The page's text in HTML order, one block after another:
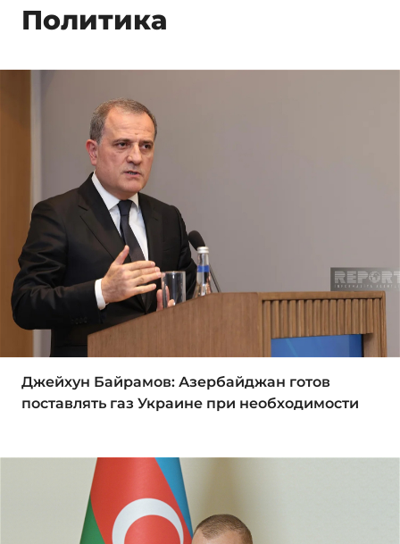
Политика
Джейхун Байрамов: Азербайджан готов
поставлять газ Украине при необходимости